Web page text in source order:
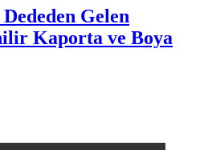
Gelen
Kaporta ve Boya